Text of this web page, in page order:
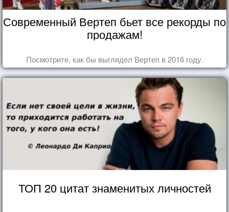
Современный Вертеп бьет все рекорды по
продажам!
Посмотрите, как бы выглядел Вертеп в 2016 году.
ТОП 20 цитат знаменитых личностей